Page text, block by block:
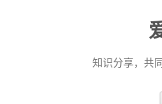
知识分享，共